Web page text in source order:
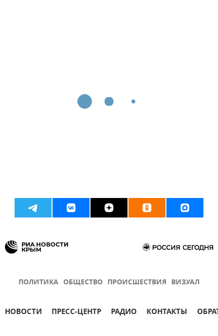
ПОЛИТИКА ОБЩЕСТВО ПРОИСШЕСТВИЯ ВИЗУАЛ
НОВОСТИ ПРЕСС-ЦЕНТР РАДИО КОНТАКТЫ